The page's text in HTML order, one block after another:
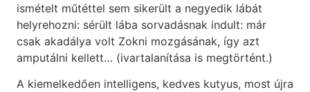
ismételt műtéttel sem sikerült a negyedik lábát
helyrehozni: sérült lába sorvadásnak indult: már
csak akadálya volt Zokni mozgásának, így azt
amputálni kellett… (ivartalanítása is megtörtént.)
A kiemelkedően intelligens, kedves kutyus, most újra